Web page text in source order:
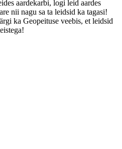
aardekarbi, logi leid aardes
nii nagu sa ta leidsid ka tagasi!
ka Geopeituse veebis, et leidsid